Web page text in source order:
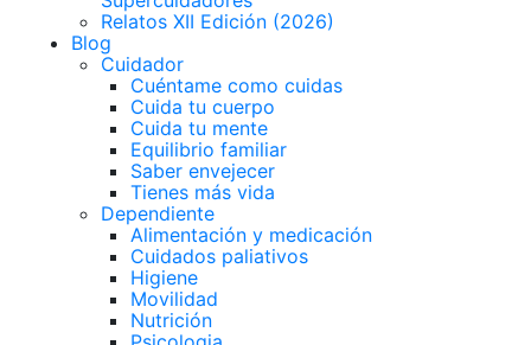
Relatos XII Edición (2026)
Blog
Cuidador
Cuéntame como cuidas
Cuida tu cuerpo
Cuida tu mente
Equilibrio familiar
Saber envejecer
Tienes más vida
Dependiente
Alimentación y medicación
Cuidados paliativos
Higiene
Movilidad
Nutrición